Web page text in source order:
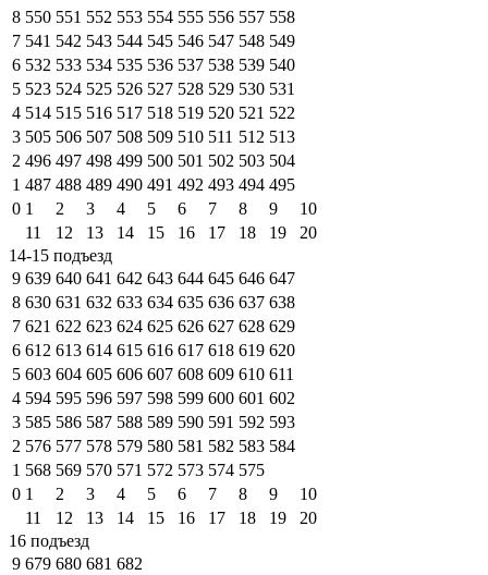
8 550 551 552 553 554 555 556 557 558
7 541 542 543 544 545 546 547 548 549
6 532 533 534 535 536 537 538 539 540
5 523 524 525 526 527 528 529 530 531
4 514 515 516 517 518 519 520 521 522
3 505 506 507 508 509 510 511 512 513
2 496 497 498 499 500 501 502 503 504
1 487 488 489 490 491 492 493 494 495
0 1 2 3 4 5 6 7 8 9
10
11
12 13 14 15 16 17 18 19
20
14-15 подъезд
9 639 640 641 642 643 644 645 646 647
8 630 631 632 633 634 635 636 637 638
7 621 622 623 624 625 626 627 628 629
6 612 613 614 615 616 617 618 619 620
5 603 604 605 606 607 608 609 610 611
4 594 595 596 597 598 599 600 601 602
3 585 586 587 588 589 590 591 592 593
2 576 577 578 579 580 581 582 583 584
1 568 569 570 571 572 573 574 575
0 1 2 3 4 5 6 7 8 9
10
11
12 13 14 15 16 17 18 19
20
16 подъезд
9 679 680 681 682